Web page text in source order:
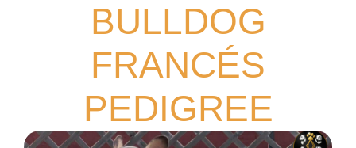
BULLDOG
FRANCÉS
PEDIGREE